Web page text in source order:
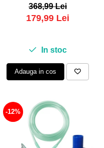
hormon de crestere, inhibare
estrogen
368,99 Lei
179,99 Lei
In stoc
Adauga in cos
-12%